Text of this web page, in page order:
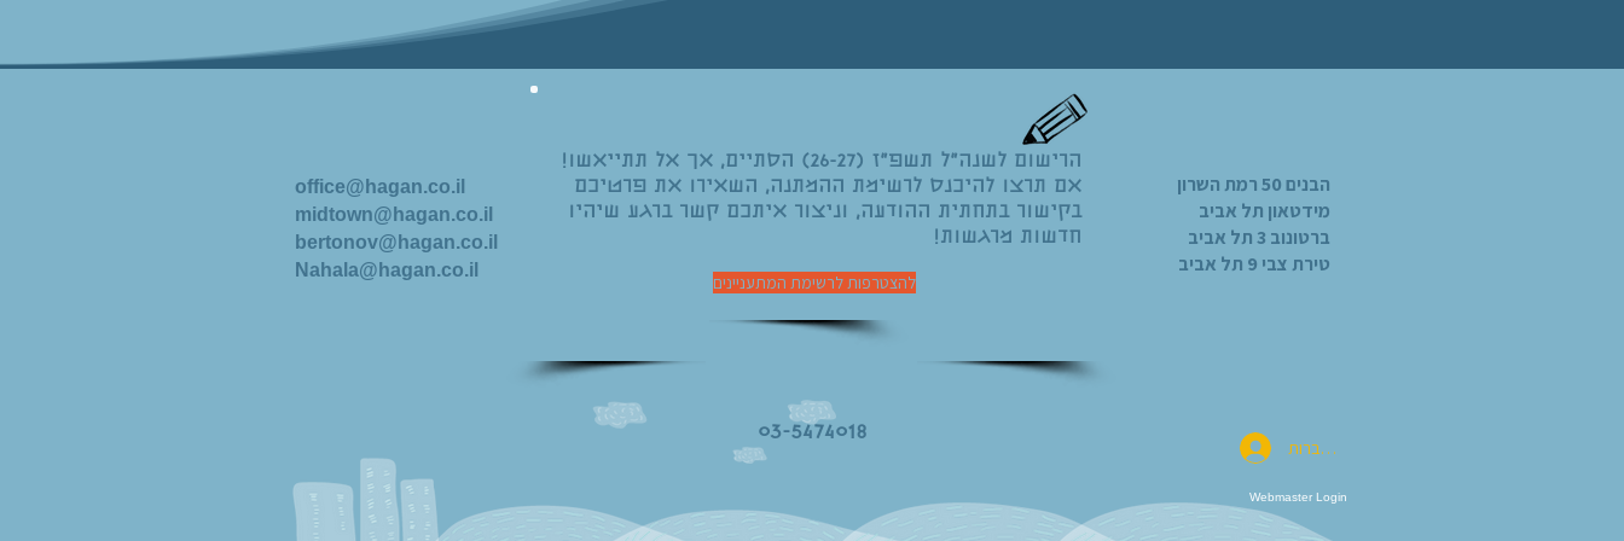
office@hagan.co.il
midtown@hagan.co.il
bertonov@hagan.co.il
Nahala@hagan.co.il
הבנים 50 רמת השרון
מידטאון תל אביב
ברטונוב 3 תל אביב
טירת צבי 9 תל אביב
הרישום לשנה"ל תשפ"ז (26-27) הסתיים, אך אל תתייאשו!
אם תרצו להיכנס לרשימת ההמתנה, השאירו את פרטיכם
בקישור בתחתית ההודעה, וניצור איתכם קשר ברגע שיהיו
חדשות מרגשות!
להצטרפות לרשימת המתעניינים
03-5474018
Webmaster Login
להתחברות